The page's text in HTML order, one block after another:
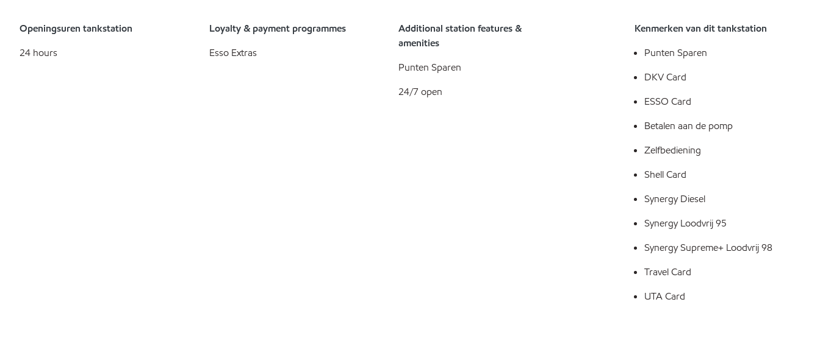
Openingsuren tankstation
24 hours
Loyalty & payment programmes
Esso Extras
Additional station features &
amenities
Punten Sparen
24/7 open
Kenmerken van dit tankstation
Punten Sparen
DKV Card
ESSO Card
Betalen aan de pomp
Zelfbediening
Shell Card
Synergy Diesel
Synergy Loodvrij 95
Synergy Supreme+ Loodvrij 98
Travel Card
UTA Card